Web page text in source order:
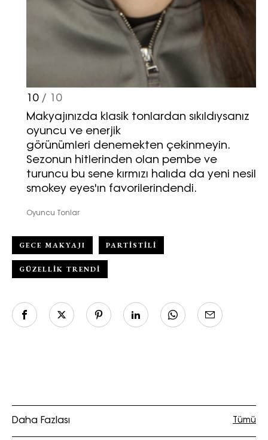
10/ 10
Makyajınızda klasik tonlardan sıkıldıysanız
oyuncu ve enerjik
görünümleri denemekten çekinmeyin.
Sezonun hitlerinden olan pembe ve
turuncu bu sene kırmızı halıda da yeni nesil
smokey eyes'ın favorilerindendi.
Oyuncu Tonlar
GECE MAKYAJI PARTİSTİLİ
GÜZELLIK TRENDI
Daha Fazlası Tümü